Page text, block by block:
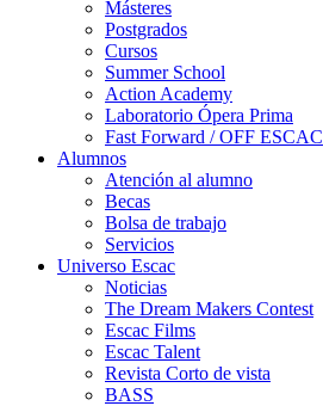
Másteres
Postgrados
Cursos
Summer School
Action Academy
Laboratorio Ópera Prima
Fast Forward / OFF ESCAC
Alumnos
Atención al alumno
Becas
Bolsa de trabajo
Servicios
Universo Escac
Noticias
The Dream Makers Contest
Escac Films
Escac Talent
Revista Corto de vista
BASS